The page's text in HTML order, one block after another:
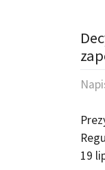
19